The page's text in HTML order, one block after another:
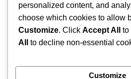
Save my name, email, and
next time I comment.
personalized content, and
choose which cookies to allow
Customize. Click Accept All to
All
to decline non-essential
Customize